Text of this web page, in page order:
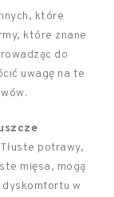
które
które znane
do
uwagę na te
potrawy,
mięsa, mogą
w